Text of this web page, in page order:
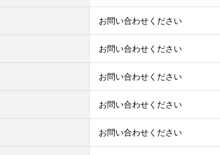
お問い合わせください
お問い合わせください
お問い合わせください
お問い合わせください
お問い合わせください